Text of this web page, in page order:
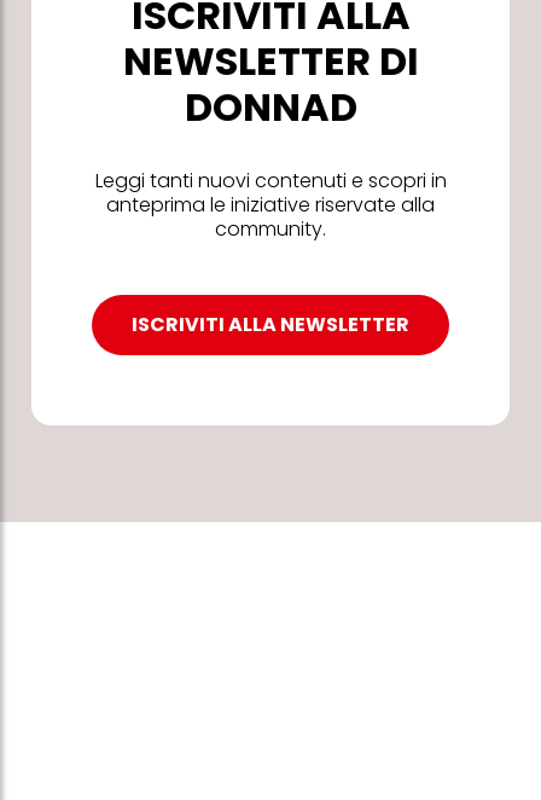
ISCRIVITI ALLA
NEWSLETTER DI
DONNAD
Leggi tanti nuovi contenuti e scopri in
anteprima le iniziative riservate alla
community.
ISCRIVITI ALLA NEWSLETTER